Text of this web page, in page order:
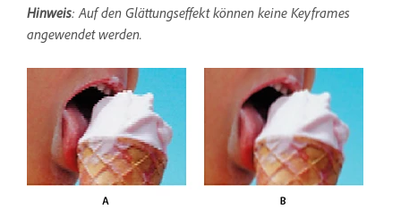
Hinweis: Auf den Glättungseffekt können keine Keyframes
angewendet werden.